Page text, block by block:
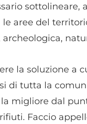
sottolineare,
aree del
la soluzione a
di tutta la
migliore dal
Faccio